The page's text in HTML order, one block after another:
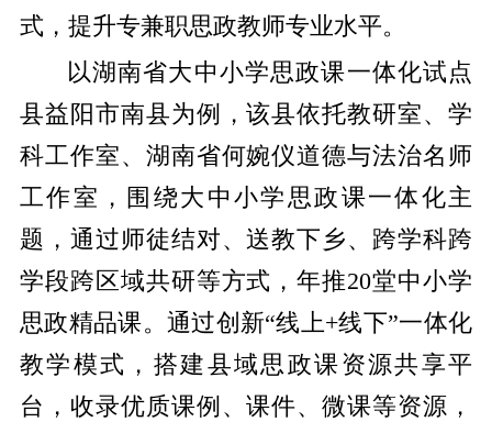
式，提升专兼职思政教师专业水平。
以湖南省大中小学思政课一体化试点
县益阳市南县为例，该县依托教研室、学
科工作室、湖南省何婉仪道德与法治名师
工作室，围绕大中小学思政课一体化主
题，通过师徒结对、送教下乡、跨学科跨
学段跨区域共研等方式，年推20堂中小学
思政精品课。通过创新“线上+线下”一体化
教学模式，搭建县域思政课资源共享平
台，收录优质课例、课件、微课等资源，